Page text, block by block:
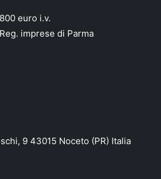
euro i.v.
imprese di Parma
9 43015 Noceto (PR) Italia